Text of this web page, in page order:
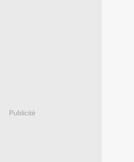
Publicité